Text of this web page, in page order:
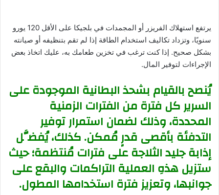
يرتفع استهلاك الفريزر أو المجمدات في بلجيكا على الأقل 120 يورو
سنويًا، وتزداد تكاليف استخدام الطاقة إذا لم تقم بتنظيفه أو صيانته
بشكل صحيح. إذا كنت ترغب في تخزين طعامك به، عليك اتخاذ بعض
الإجراءات لتوفير المال.
يُنصح بالقيام بشحذ البطانية الموجودة على
السرير كل فترة من الفترات الزمنية
المحددة، وذلك لضمان استمرار توفير
التدفئة بأقصى قدرٍ مُمكن. كذلك، يُفضَّل
إذابة جليد الثلاجة على فترات مُنتظمة؛ حيث
ستزيل هذهِ العملية التراكمات والبقع على
جوانبها، وتعزيز فترة استخدامها المطول.